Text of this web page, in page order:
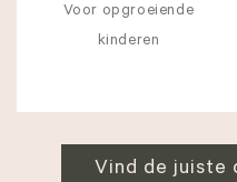
Voor opgroeiende
kinderen
Vind de juiste